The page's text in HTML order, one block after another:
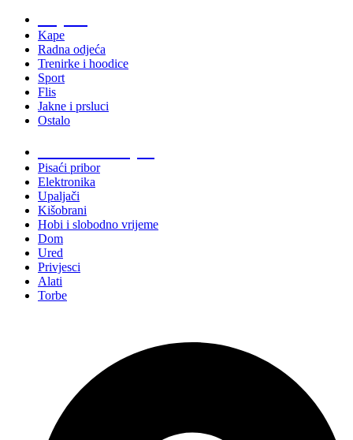
Kape
Radna odjeća
Trenirke i hoodice
Sport
Flis
Jakne i prsluci
Ostalo
Pisaći pribor
Elektronika
Upaljači
Kišobrani
Hobi i slobodno vrijeme
Dom
Ured
Privjesci
Alati
Torbe